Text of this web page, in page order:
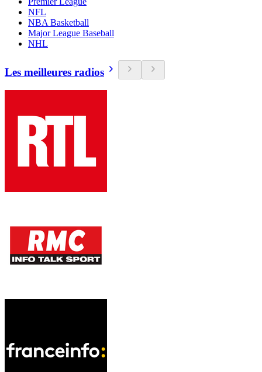
NFL
NBA Basketball
Major League Baseball
NHL
Les meilleures radios